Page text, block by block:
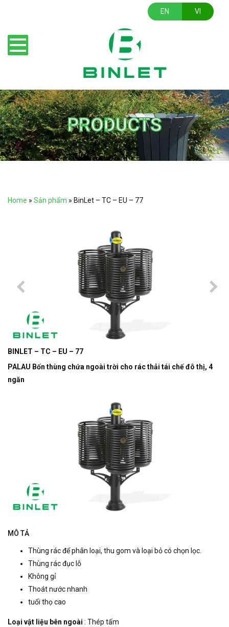
EN VI
PRODUCTS
Home » Sản phẩm » BinLet – TC – EU – 77
BINLET – TC – EU – 77
PALAU Bốn thùng chứa ngoài trời cho rác thải tái chế đô thị, 4
ngăn
MÔ TẢ
Thùng rác để phân loại, thu gom và loại bỏ có chọn lọc.
Thùng rác đục lỗ
Không gỉ
Thoát nước nhanh
tuổi thọ cao
Loại vật liệu bên ngoài : Thép tấm